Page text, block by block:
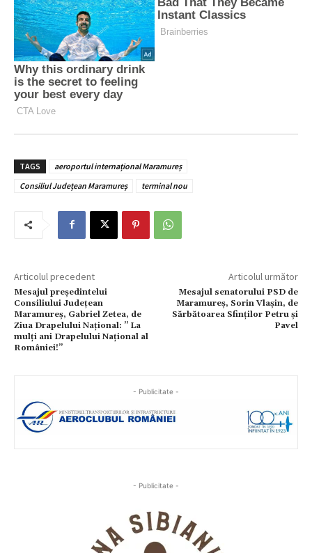
TAGS
aeroportul internațional Maramureș
Consiliul Județean Maramureș
terminal nou
Articolul precedent
Mesajul președintelui
Consiliului Județean
Maramureș, Gabriel Zetea, de
Ziua Drapelului Național: ” La
mulți ani Drapelului Național al
României!”
Articolul următor
Mesajul senatorului PSD de
Maramureș, Sorin Vlașin, de
Sărbătoarea Sfinților Petru și
Pavel
- Publicitate -
- Publicitate -